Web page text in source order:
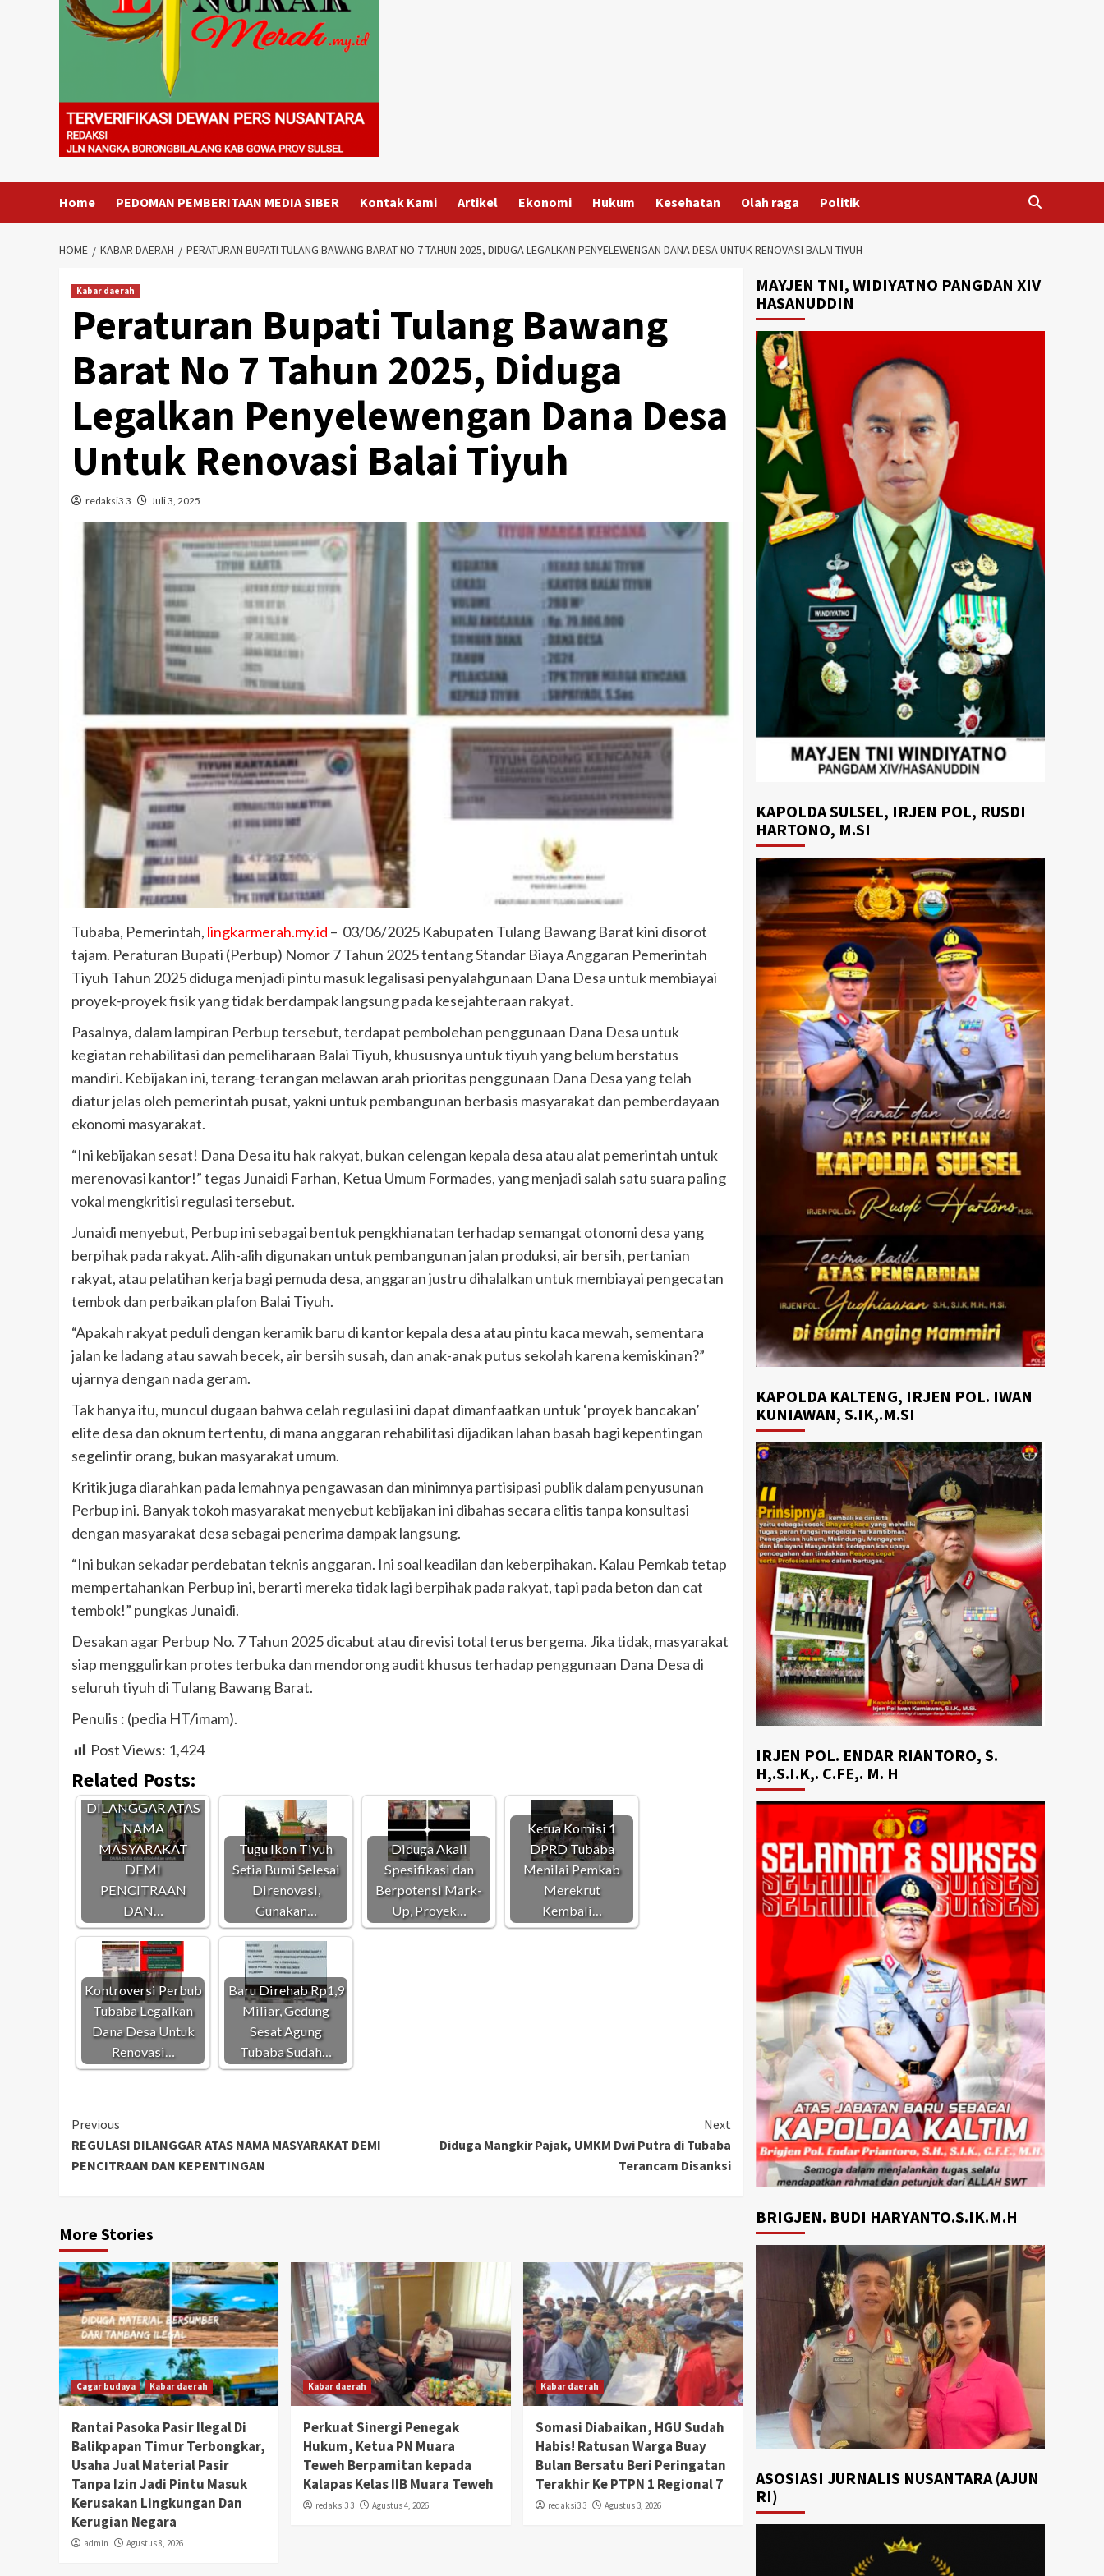
Home PEDOMAN PEMBERITAAN MEDIA SIBER Kontak Kami Artikel Ekonomi Hukum Kesehatan Olah raga Politik
HOME KABAR DAERAH PERATURAN BUPATI TULANG BAWANG BARAT NO 7 TAHUN 2025, DIDUGA LEGALKAN PENYELEWENGAN DANA DESA UNTUK RENOVASI BALAI TIYUH
Kabar daerah
Peraturan Bupati Tulang Bawang
Barat No 7 Tahun 2025, Diduga
Legalkan Penyelewengan Dana Desa
Untuk Renovasi Balai Tiyuh
redaksi3 3 Juli 3, 2025
Tubaba, Pemerintah, lingkarmerah.my.id – 03/06/2025 Kabupaten Tulang Bawang Barat kini disorot
tajam. Peraturan Bupati (Perbup) Nomor 7 Tahun 2025 tentang Standar Biaya Anggaran Pemerintah
Tiyuh Tahun 2025 diduga menjadi pintu masuk legalisasi penyalahgunaan Dana Desa untuk membiayai
proyek-proyek fisik yang tidak berdampak langsung pada kesejahteraan rakyat.
Pasalnya, dalam lampiran Perbup tersebut, terdapat pembolehan penggunaan Dana Desa untuk
kegiatan rehabilitasi dan pemeliharaan Balai Tiyuh, khususnya untuk tiyuh yang belum berstatus
mandiri. Kebijakan ini, terang-terangan melawan arah prioritas penggunaan Dana Desa yang telah
diatur jelas oleh pemerintah pusat, yakni untuk pembangunan berbasis masyarakat dan pemberdayaan
ekonomi masyarakat.
“Ini kebijakan sesat! Dana Desa itu hak rakyat, bukan celengan kepala desa atau alat pemerintah untuk
merenovasi kantor!” tegas Junaidi Farhan, Ketua Umum Formades, yang menjadi salah satu suara paling
vokal mengkritisi regulasi tersebut.
Junaidi menyebut, Perbup ini sebagai bentuk pengkhianatan terhadap semangat otonomi desa yang
berpihak pada rakyat. Alih-alih digunakan untuk pembangunan jalan produksi, air bersih, pertanian
rakyat, atau pelatihan kerja bagi pemuda desa, anggaran justru dihalalkan untuk membiayai pengecatan
tembok dan perbaikan plafon Balai Tiyuh.
“Apakah rakyat peduli dengan keramik baru di kantor kepala desa atau pintu kaca mewah, sementara
jalan ke ladang atau sawah becek, air bersih susah, dan anak-anak putus sekolah karena kemiskinan?”
ujarnya dengan nada geram.
Tak hanya itu, muncul dugaan bahwa celah regulasi ini dapat dimanfaatkan untuk ‘proyek bancakan’
elite desa dan oknum tertentu, di mana anggaran rehabilitasi dijadikan lahan basah bagi kepentingan
segelintir orang, bukan masyarakat umum.
Kritik juga diarahkan pada lemahnya pengawasan dan minimnya partisipasi publik dalam penyusunan
Perbup ini. Banyak tokoh masyarakat menyebut kebijakan ini dibahas secara elitis tanpa konsultasi
dengan masyarakat desa sebagai penerima dampak langsung.
“Ini bukan sekadar perdebatan teknis anggaran. Ini soal keadilan dan keberpihakan. Kalau Pemkab tetap
mempertahankan Perbup ini, berarti mereka tidak lagi berpihak pada rakyat, tapi pada beton dan cat
tembok!” pungkas Junaidi.
Desakan agar Perbup No. 7 Tahun 2025 dicabut atau direvisi total terus bergema. Jika tidak, masyarakat
siap menggulirkan protes terbuka dan mendorong audit khusus terhadap penggunaan Dana Desa di
seluruh tiyuh di Tulang Bawang Barat.
Penulis : (pedia HT/imam).
Post Views: 1,424
Related Posts:
REGULASI
DILANGGAR ATAS
NAMA
MASYARAKAT
DEMI
PENCITRAAN
DAN…
Tugu Ikon Tiyuh
Setia Bumi Selesai
Direnovasi,
Gunakan…
Diduga Akali
Spesifikasi dan
Berpotensi Mark-
Up, Proyek…
Ketua Komisi 1
DPRD Tubaba
Menilai Pemkab
Merekrut
Kembali…
Kontroversi Perbub
Tubaba Legalkan
Dana Desa Untuk
Renovasi…
Baru Direhab Rp1,9
Miliar, Gedung
Sesat Agung
Tubaba Sudah…
Continue
Reading
Previous
REGULASI DILANGGAR ATAS NAMA MASYARAKAT DEMI
PENCITRAAN DAN KEPENTINGAN
Next
Diduga Mangkir Pajak, UMKM Dwi Putra di Tubaba
Terancam Disanksi
More Stories
Cagar budaya Kabar daerah
Rantai Pasoka Pasir Ilegal Di
Balikpapan Timur Terbongkar,
Usaha Jual Material Pasir
Tanpa Izin Jadi Pintu Masuk
Kerusakan Lingkungan Dan
Kerugian Negara
admin Agustus 8, 2026
Kabar daerah
Perkuat Sinergi Penegak
Hukum, Ketua PN Muara
Teweh Berpamitan kepada
Kalapas Kelas IIB Muara Teweh
redaksi3 3 Agustus 4, 2026
Kabar daerah
Somasi Diabaikan, HGU Sudah
Habis! Ratusan Warga Buay
Bulan Bersatu Beri Peringatan
Terakhir Ke PTPN 1 Regional 7
redaksi3 3 Agustus 3, 2026
MAYJEN TNI, WIDIYATNO PANGDAN XIV
HASANUDDIN
KAPOLDA SULSEL, IRJEN POL, RUSDI
HARTONO, M.SI
KAPOLDA KALTENG, IRJEN POL. IWAN
KUNIAWAN, S.IK,.M.SI
IRJEN POL. ENDAR RIANTORO, S.
H,.S.I.K,. C.FE,. M. H
BRIGJEN. BUDI HARYANTO.S.IK.M.H
ASOSIASI JURNALIS NUSANTARA (AJUN
RI)